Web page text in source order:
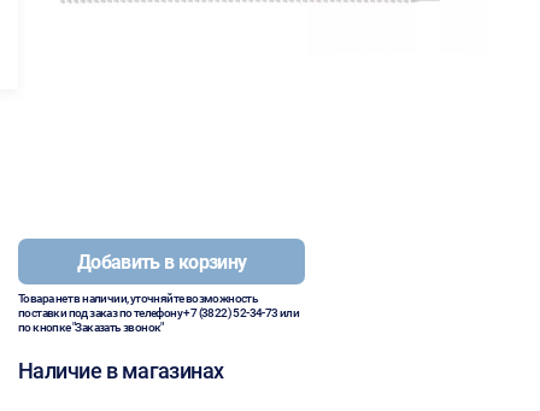
Добавить в корзину
Товара нет в наличии, уточняйте возможность
поставки под заказ по телефону+7 (3822) 52-34-73или
по кнопке "Заказать звонок"
Наличие в магазинах